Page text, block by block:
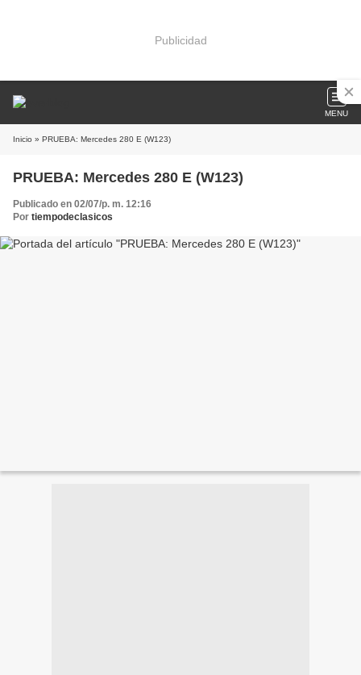
Publicidad
MENU
Inicio » PRUEBA: Mercedes 280 E (W123)
PRUEBA: Mercedes 280 E (W123)
Publicado en 02/07/p. m. 12:16
Por tiempodeclasicos